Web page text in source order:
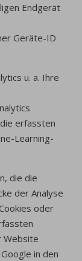
Endgerät
Geräte-ID
u. a. Ihre
erfassten
Learning-
die die
der Analyse
oder
Website
in den